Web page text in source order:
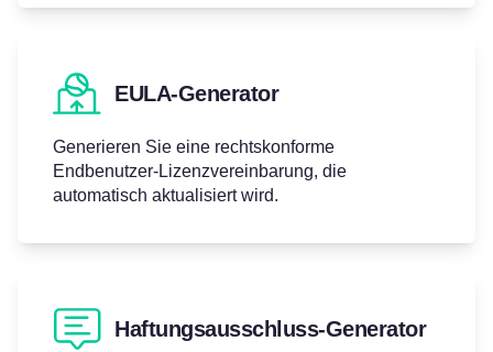
EULA-Generator
Generieren Sie eine rechtskonforme
Endbenutzer‑Lizenzvereinbarung, die
automatisch aktualisiert wird.
Haftungsausschluss-Generator